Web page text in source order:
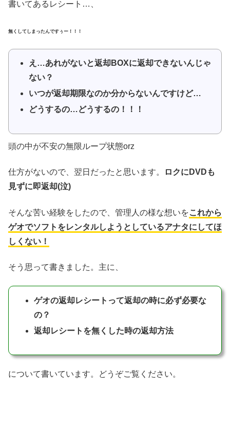
書いてあるレシート…、
無くしてしまったんですぅー！！！
え…あれがないと返却BOXに返却できないんじゃ
ない？
いつが返却期限なのか分からないんですけど…
どうするの…どうするの！！！
頭の中が不安の無限ループ状態orz
仕方がないので、翌日だったと思います。
ロクにDVDも
見ずに即返却(泣)
そんな苦い経験をしたので、管理人の様な想いをこれから
ゲオでソフトをレンタルしようとしているアナタにしてほ
しくない！
そう思って書きました。主に、
ゲオの返却レシートって返却の時に必ず必要な
の？
返却レシートを無くした時の返却方法
について書いています。どうぞご覧ください。